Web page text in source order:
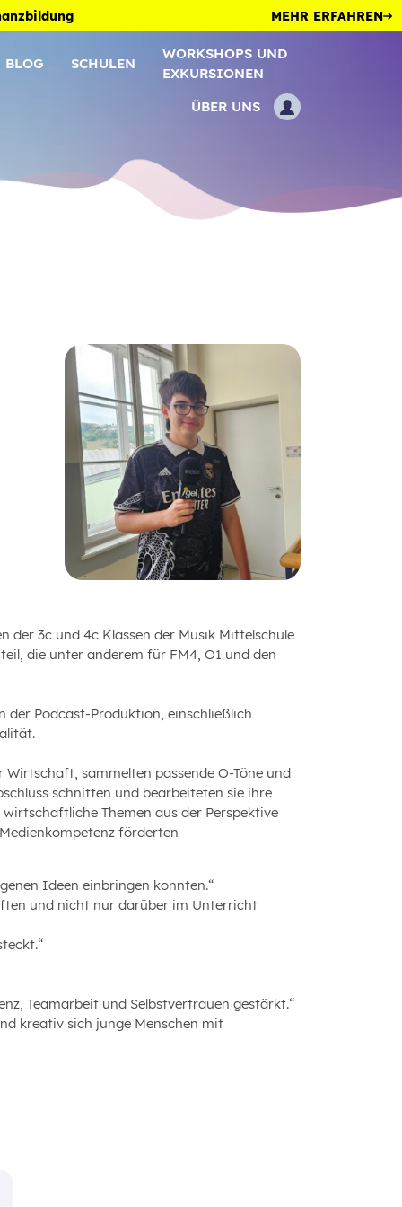
MEHR ERFAHREN
BLOG SCHULEN
WORKSHOPS UND
EXKURSIONEN
ÜBER UNS
3c und 4c Klassen der Musik Mittelschule
die unter anderem für FM4, Ö1 und den
der Podcast-Produktion, einschließlich
sammelten passende O-Töne und
schnitten und bearbeiteten sie ihre
Themen aus der Perspektive
förderten
Ideen einbringen konnten.“
und nicht nur darüber im Unterricht
Teamarbeit und Selbstvertrauen gestärkt.“
kreativ sich junge Menschen mit